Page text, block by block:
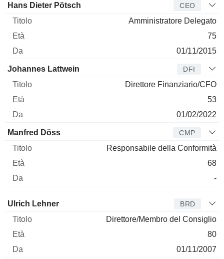
Manager Titolo Età
Hans Dieter Pötsch CEO
Amministratore Delegato
75
01/11/2015
Johannes Lattwein DFI
Direttore Finanziario/CFO
53
01/02/2022
Manfred Döss CMP
Responsabile della Conformità
68
-
Amministratore
Ulrich Lehner BRD
Direttore/Membro del Consiglio
80
01/11/2007